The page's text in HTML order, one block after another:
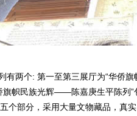
有两个: 第一至第三展厅为“华侨
旗帜民族光辉——陈嘉庚生平陈列”
个部分，采用大量文物藏品，